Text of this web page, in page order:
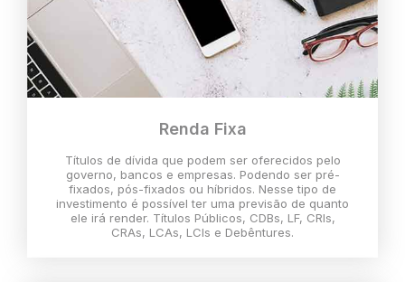
Renda Fixa
Títulos de dívida que podem ser oferecidos pelo
governo, bancos e empresas. Podendo ser pré-
fixados, pós-fixados ou híbridos. Nesse tipo de
investimento é possível ter uma previsão de quanto
ele irá render. Títulos Públicos, CDBs, LF, CRIs,
CRAs, LCAs, LCIs e Debêntures.